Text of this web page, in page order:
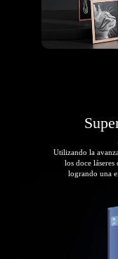
Utilizando la
los doce
logrando una